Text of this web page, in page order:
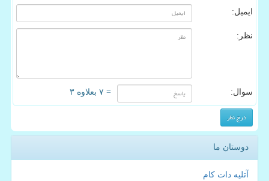
ایمیل:
نظر:
سوال: = ۷ بعلاوه ۳
دوستان ما
آتلیه دات کام